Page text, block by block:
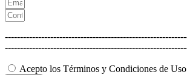
Acepto los Términos y Condiciones de